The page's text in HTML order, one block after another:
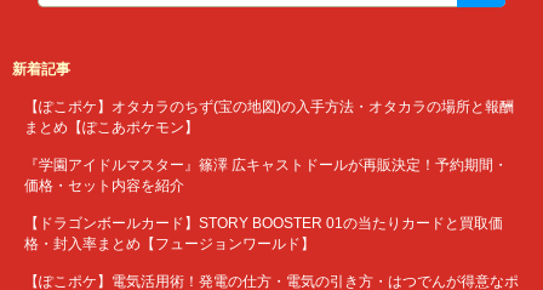
新着記事
【ぽこポケ】オタカラのちず(宝の地図)の入手方法・オタカラの場所と報酬
まとめ【ぽこあポケモン】
『学園アイドルマスター』篠澤 広キャストドールが再販決定！予約期間・
価格・セット内容を紹介
【ドラゴンボールカード】STORY BOOSTER 01の当たりカードと買取価
格・封入率まとめ【フュージョンワールド】
【ぽこポケ】電気活用術！発電の仕方・電気の引き方・はつでんが得意なポ